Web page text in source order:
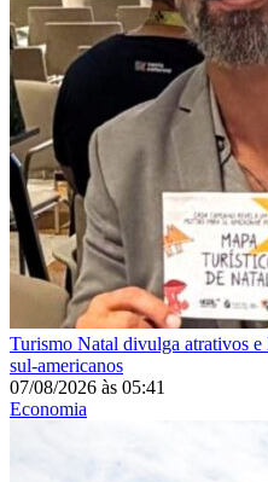
Turismo Natal divulga atrativos e
sul-americanos
07/08/2026 às 05:41
Economia